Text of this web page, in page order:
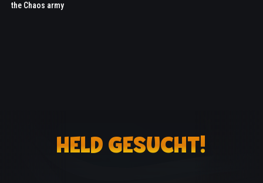
the Chaos army
HELD GESUCHT!